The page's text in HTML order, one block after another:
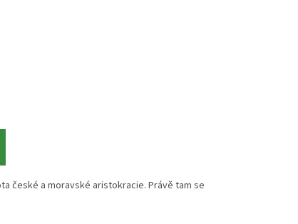
české a moravské aristokracie. Právě tam se